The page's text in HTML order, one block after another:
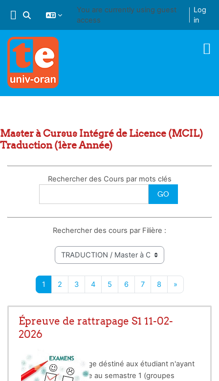
Toggle search input
You are currently using guest
access
Log
in
Master à Cursus Intégré de Licence (MCIL)
Traduction (1ère Année)
Rechercher des cours par Filière :
1
Page 1
2
Page 2
3
Page 3
4
Page 4
5
Page 5
6
Page 6
7
Page 7
8
Page 8
»
Next page
Épreuve de rattrapage S1 11-02-
2026
Epreuve de rattrapage déstiné aux étudiant n'ayant
pas acquis le module au semastre 1 (groupes